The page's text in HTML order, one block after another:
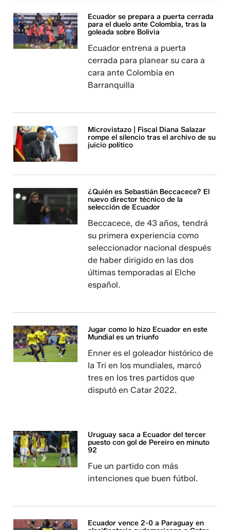
Ecuador se prepara a puerta cerrada
para el duelo ante Colombia, tras la
goleada sobre Bolivia
Ecuador entrena a puerta
cerrada para planear su cara a
cara ante Colombia en
Barranquilla
Microvistazo | Fiscal Diana Salazar
rompe el silencio tras el archivo de su
juicio político
¿Quién es Sebastián Beccacece? El
nuevo director técnico de la
selección de Ecuador
Beccacece, de 43 años, tendrá
su primera experiencia como
seleccionador nacional después
de haber dirigido en las dos
últimas temporadas al Elche
español.
Jugar como lo hizo Ecuador en este
Mundial es un triunfo
Enner es el goleador histórico de
la Tri en los mundiales, marcó
tres en los tres partidos que
disputó en Catar 2022.
Uruguay saca a Ecuador del tercer
puesto con gol de Pereiro en minuto
92
Fue un partido con más
intenciones que buen fútbol.
Ecuador vence 2-0 a Paraguay en